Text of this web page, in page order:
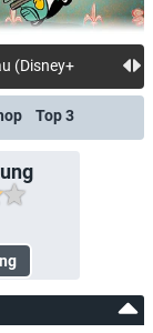
(Disney+)
Top 3